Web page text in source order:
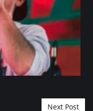
Next Post